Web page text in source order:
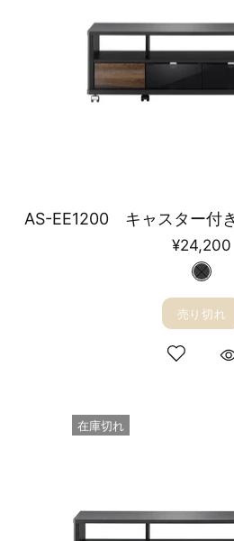
AS-EE1200 キャスター付
¥24,200
売り切れ
在庫切れ